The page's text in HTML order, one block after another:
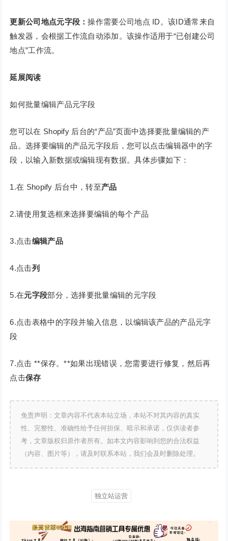
更新公司地点元字段：操作需要公司地点 ID。该ID通常来自
触发器，会根据工作流自动添加。该操作适用于“已创建公司
地点”工作流。
延展阅读
如何批量编辑产品元字段
您可以在 Shopify 后台的“产品”页面中选择要批量编辑的产
品。选择要编辑的产品元字段后，您可以点击编辑器中的字
段，以输入新数据或编辑现有数据。具体步骤如下：
1.在 Shopify 后台中，转至产品
2.请使用复选框来选择要编辑的每个产品
3.点击编辑产品
4.点击列
5.在元字段部分，选择要批量编辑的元字段
6.点击表格中的字段并输入信息，以编辑该产品的产品元字
段
7.点击 **保存。**如果出现错误，您需要进行修复，然后再
点击保存
免责声明：文章内容不代表本站立场，本站不对其内容的真实
性、完整性、准确性给予任何担保、暗示和承诺，仅供读者参
考，文章版权归原作者所有。如本文内容影响到您的合法权益
（内容、图片等），请及时联系本站，我们会及时删除处理。
独立站运营